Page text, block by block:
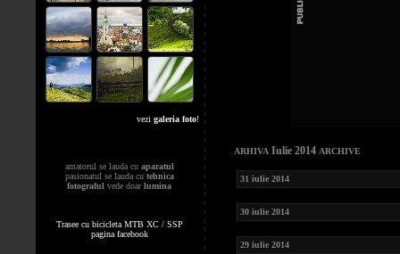
vezi galeria foto!
amatorul se lauda cu aparatul
pasionatul se lauda cu tehnica
fotograful vede doarlumina
Trasee cu bicicleta MTB XC / SSP
pagina facebook
ARHIVA Iulie 2014 ARCHIVE
31 iulie 2014
30 iulie 2014
29 iulie 2014